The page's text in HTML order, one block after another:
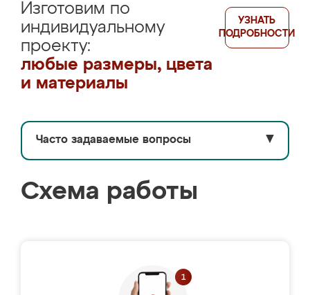
Изготовим по
индивидуальному
проекту:
любые размеры, цвета
и материалы
УЗНАТЬ
ПОДРОБНОСТИ
Часто задаваемые вопросы ▼
Схема работы